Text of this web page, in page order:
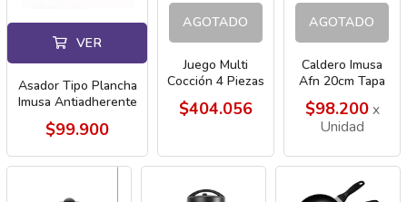
VER
Asador Tipo Plancha
Imusa Antiadherente
Talent 8388
$99.900
AGOTADO
Juego Multi
Cocción 4 Piezas
Acero Inox
Tramontina 9589
$404.056
AGOTADO
Caldero Imusa
Afn 20cm Tapa
Antiadherente
4327
$98.200x
Unidad